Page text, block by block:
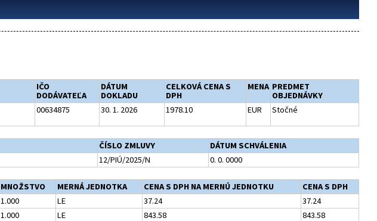
IČO
DODÁVATEĽA
DÁTUM
DOKLADU
CELKOVÁ CENA S
DPH
MENA PREDMET
OBJEDNÁVKY
00634875 30. 1. 2026 1978.10 EUR Stočné
ČÍSLO ZMLUVY
DÁTUM SCHVÁLENIA
12/PIÚ/2025/N 0. 0. 0000
MNOŽSTVO MERNÁ JEDNOTKA CENA S DPH NA MERNÚ JEDNOTKU
CENA S DPH
1.000 LE 37.24
37.24
1.000 LE 843.58
843.58